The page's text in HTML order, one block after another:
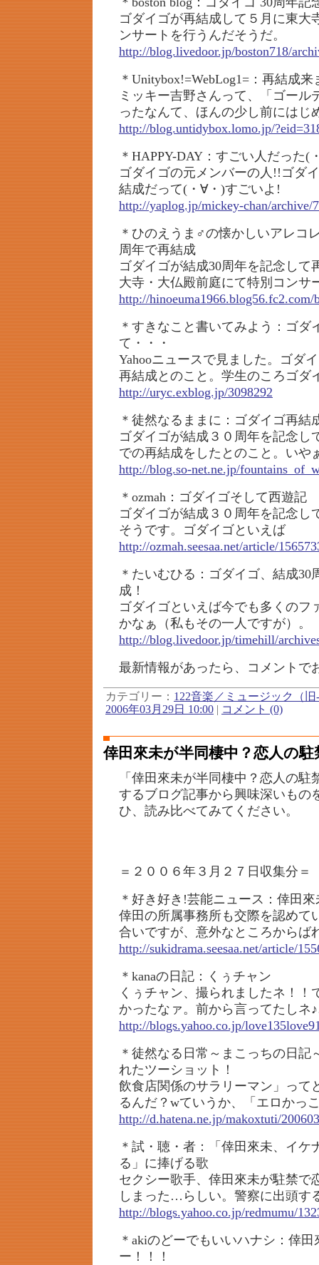
ゴダイゴが再結成して５月に東大
ンサートを行うんだそうだ。
http://blog.livedoor.jp/boston718/
＊Unitybox!=WebLog1=：再結成来
ミッキー吉野さんって、「ゴール
ったなんて、ほんの少し前にはじ
http://blog.untidybox.lomo.jp/
＊HAPPY-DAY：すごい人だった(
ゴダイゴの元メンバーの人!!ゴダ
結成だって(・∀・)すごいよ!
http://yaplog.jp/mickey-chan/archive/
＊ひのえうま♂の懐かしいアレコ
周年で再結成
ゴダイゴが結成30周年を記念して
大寺・大仏殿前庭にて特別コンサ
http://
＊すきなこと書いてみよう：ゴダ
て・・・
Yahooニュースで見ました。ゴダ
再結成とのこと。学生のころゴダ
http://uryc.exblog.jp/3098292
＊徒然なるままに：ゴダイゴ再結
ゴダイゴが結成３０周年を記念し
での再結成をしたとのこと。いや
http://blog.so-net.ne.jp/
＊ozmah：ゴダイゴそして西遊記
ゴダイゴが結成３０周年を記念し
そうです。ゴダイゴといえば
http://ozmah.seesaa.net/article/
＊たいむひる：ゴダイゴ、結成30
成！
ゴダイゴといえば今でも多くのフ
かなぁ（私もその一人ですが）。
http://blog.livedoor.jp/timehill/
最新情報があったら、コメントで
カテゴリー： 122音楽／ミュージック（旧
2006年03月29日 10:00 | コメント (0)
倖田來未が半同棲中？恋人の
「倖田來未が半同棲中？恋人の
するブログ記事から興味深いもの
ひ、読み比べてみてください。
＝２００６年３月２７日収集分＝
＊好き好き!芸能ニュース：倖田
倖田の所属事務所も交際を認めて
合いですが、意外なところからば
http://sukidrama.seesaa.net/article/
＊kanaの日記：くぅチャン
くぅチャン、撮られましたネ！！
かったなァ。前から言ってたしネ
http://blogs.yahoo.co.jp/
＊徒然なる日常～まこっちの日記
れたツーショット！
飲食店関係のサラリーマン」って
るんだ？wていうか、「エロかっ
http://d.hatena.ne.jp/makoxtuti/
＊試・聴・者：「倖田來未、イケ
る」に捧げる歌
セクシー歌手、倖田來未が駐禁で
しまった…らしい。警察に出頭す
http://blogs.yahoo.co.jp/redmumu/
＊akiのどーでもいいハナシ：倖
ー！！！